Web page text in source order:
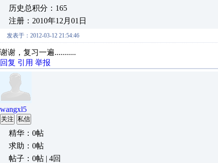
历史总积分：165
注册：2010年12月01日
发表于：2012-03-12 21:54:46
谢谢，复习一遍...........
回复 引用 举报
wangxl5
关注 私信
精华：0帖
求助：0帖
帖子：0帖 | 4回